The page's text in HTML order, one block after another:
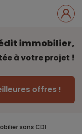
immobilier,
à votre projet !
offres !
sans CDI